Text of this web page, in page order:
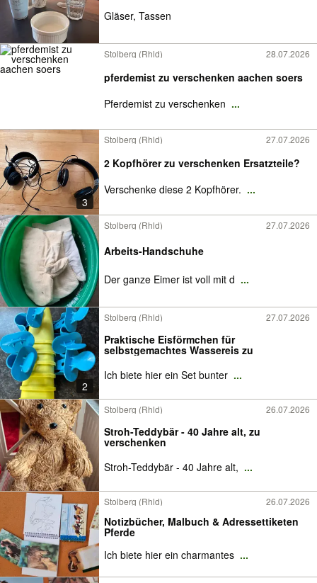
Gläser, Tassen
Stolberg (Rhld) 28.07.2026
pferdemist zu verschenken aachen soers
Pferdemist zu verschenken ...
3
Stolberg (Rhld) 27.07.2026
2 Kopfhörer zu verschenken Ersatzteile?
Verschenke diese 2 Kopfhörer. ...
Stolberg (Rhld) 27.07.2026
Arbeits-Handschuhe
Der ganze Eimer ist voll mit d ...
2
Stolberg (Rhld) 27.07.2026
Praktische Eisförmchen für
selbstgemachtes Wassereis zu
Ich biete hier ein Set bunter ...
Stolberg (Rhld) 26.07.2026
Stroh-Teddybär - 40 Jahre alt, zu
verschenken
Stroh-Teddybär - 40 Jahre alt, ...
Stolberg (Rhld) 26.07.2026
Notizbücher, Malbuch & Adressettiketen
Pferde
Ich biete hier ein charmantes ...